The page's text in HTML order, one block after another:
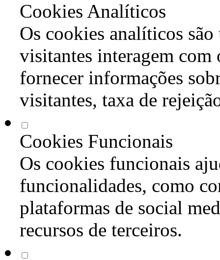
Cookies Analíticos
Os cookies analíticos são
visitantes interagem com
fornecer informações
visitantes, taxa de
Cookies Funcionais
Os cookies funcionais
funcionalidades, como
plataformas de social
recursos de terceiros.